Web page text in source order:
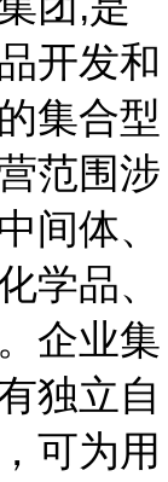
开发和
集合型
范围涉
间体、
学品、
企业集
独立自
可为用